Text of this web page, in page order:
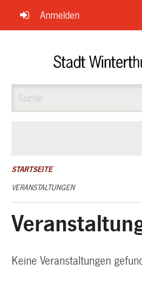
Navigation
überspringen
Anmelden
ÜBER UNS
STARTSEITE
VERANSTALTUNGEN
Keine Veranstaltungen